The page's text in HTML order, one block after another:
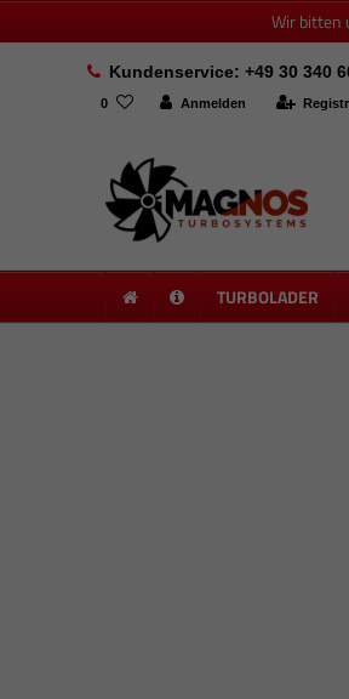
Wir bitten
Kundenservice: +49 30 340
0 Anmelden
TURBOLADER